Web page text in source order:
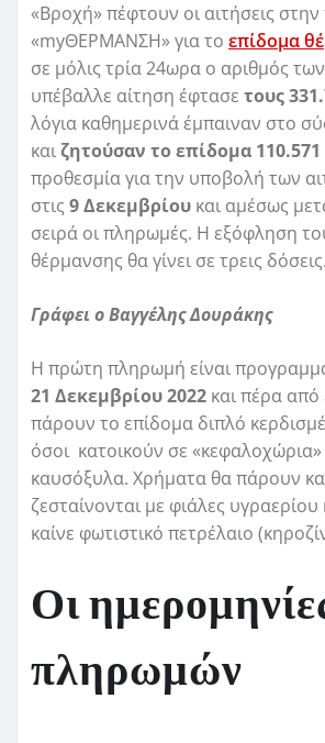
«Βροχή» πέφτουν οι αιτήσεις
«myΘΕΡΜΑΝΣΗ» για το επίδομα
σε μόλις τρία 24ωρα ο αριθμός
υπέβαλλε αίτηση έφτασε τους
λόγια καθημερινά έμπαιναν στο
καιζητούσαν το επίδομα
προθεσμία για την υποβολή των
στις 9 Δεκεμβρίου και αμέσως
σειρά οι πληρωμές. Η εξόφληση
θέρμανσης θα γίνει σε τρεις δόσεις.
Γράφει ο Βαγγέλης Δουράκης
Η πρώτη πληρωμή είναι
21 Δεκεμβρίου 2022 και πέρα από
πάρουν το επίδομα διπλό
όσοι κατοικούν σε «κεφαλοχώρια»
καυσόξυλα. Χρήματα θα πάρουν
ζεσταίνονται με φιάλες
καίνε φωτιστικό πετρέλαιο
Οι
πληρωμών